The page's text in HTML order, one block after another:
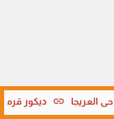
العريجا link ديكور